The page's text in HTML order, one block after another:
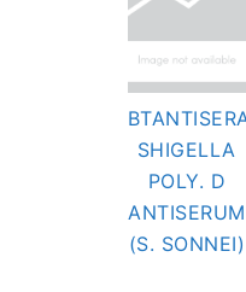
SHIGELLA
POLY. D
ANTISERUM
(S. SONNEI)